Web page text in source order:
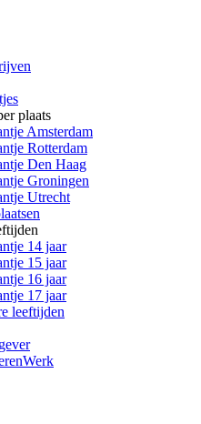
plaats
Amsterdam
Rotterdam
Den Haag
Groningen
Utrecht
14 jaar
15 jaar
16 jaar
17 jaar
leeftijden